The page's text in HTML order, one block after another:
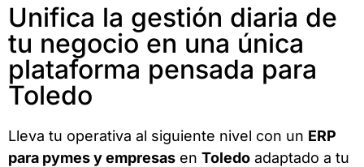
Unifica la gestión diaria de
tu negocio en una única
plataforma pensada para
Toledo
Lleva tu operativa al siguiente nivel con un ERP
para pymes y empresas en Toledo adaptado a tu